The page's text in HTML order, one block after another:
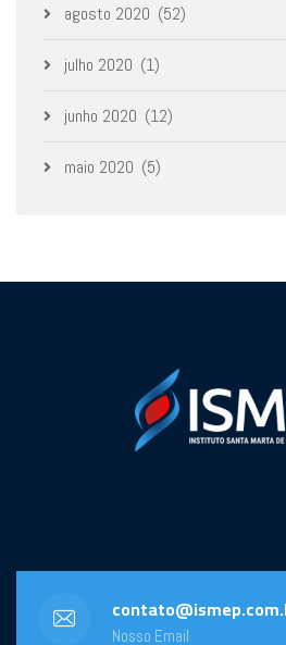
agosto 2020 (52)
julho 2020 (1)
junho 2020 (12)
maio 2020 (5)
Nosso Email